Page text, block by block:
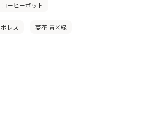
コーヒーポット
ボレス 菱花 青×緑